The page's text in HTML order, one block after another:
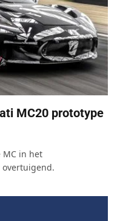
MC20 prototype
MC in het